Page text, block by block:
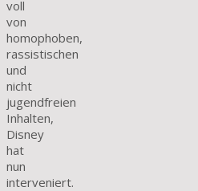
voll
von
homophoben,
rassistischen
und
nicht
jugendfreien
Inhalten,
Disney
hat
nun
interveniert.